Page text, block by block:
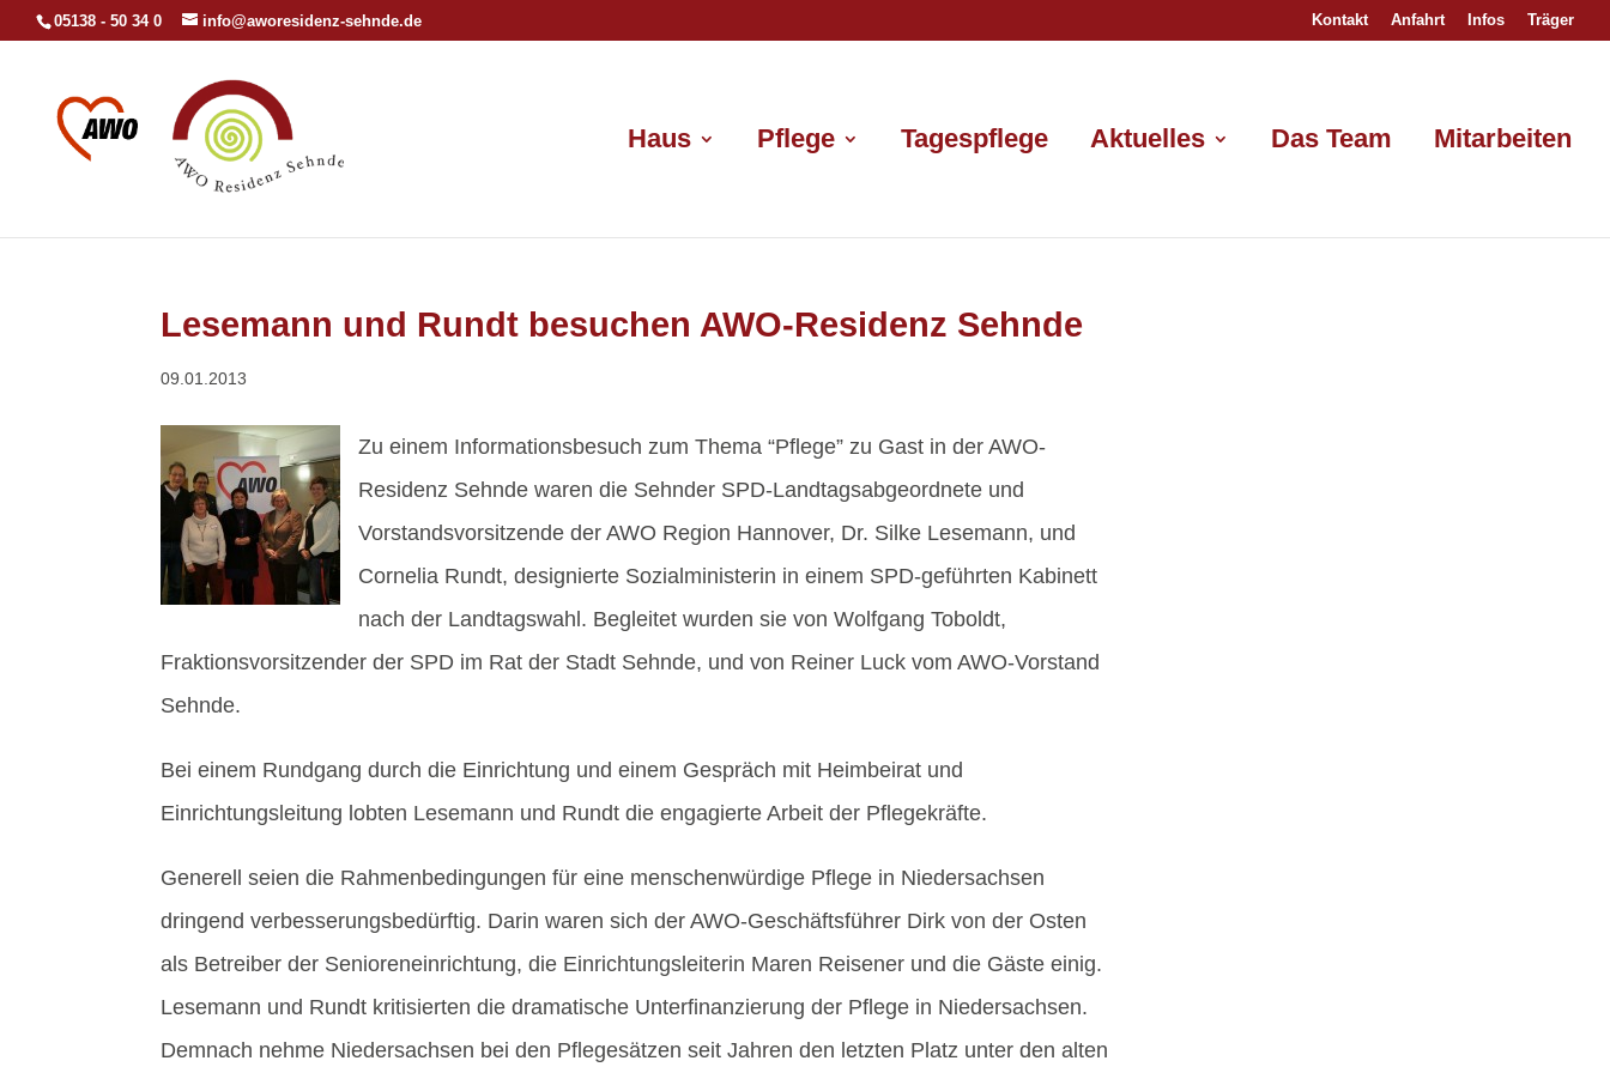
05138 - 50 34 0 info@aworesidenz-sehnde.de Kontakt Anfahrt Infos Träger
Haus Pflege Tagespflege Aktuelles Das Team Mitarbeiten
Lesemann und Rundt besuchen AWO-Residenz Sehnde
09.01.2013
Zu einem Informationsbesuch zum Thema “Pflege” zu Gast in der AWO-
Residenz Sehnde waren die Sehnder SPD-Landtagsabgeordnete und
Vorstandsvorsitzende der AWO Region Hannover, Dr. Silke Lesemann, und
Cornelia Rundt, designierte Sozialministerin in einem SPD-geführten Kabinett
nach der Landtagswahl. Begleitet wurden sie von Wolfgang Toboldt,
Fraktionsvorsitzender der SPD im Rat der Stadt Sehnde, und von Reiner Luck vom AWO-Vorstand
Sehnde.
Bei einem Rundgang durch die Einrichtung und einem Gespräch mit Heimbeirat und
Einrichtungsleitung lobten Lesemann und Rundt die engagierte Arbeit der Pflegekräfte.
Generell seien die Rahmenbedingungen für eine menschenwürdige Pflege in Niedersachsen
dringend verbesserungsbedürftig. Darin waren sich der AWO-Geschäftsführer Dirk von der Osten
als Betreiber der Senioreneinrichtung, die Einrichtungsleiterin Maren Reisener und die Gäste einig.
Lesemann und Rundt kritisierten die dramatische Unterfinanzierung der Pflege in Niedersachsen.
Demnach nehme Niedersachsen bei den Pflegesätzen seit Jahren den letzten Platz unter den alten